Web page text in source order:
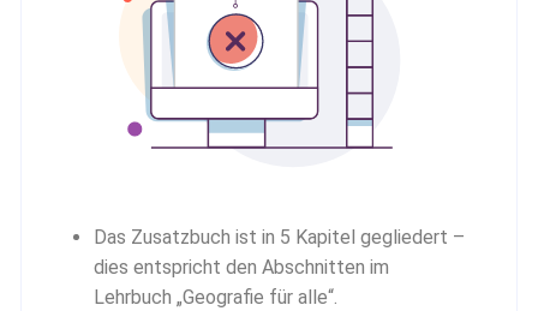
Das Zusatzbuch ist in 5 Kapitel gegliedert –
dies entspricht den Abschnitten im
Lehrbuch „Geografie für alle“.